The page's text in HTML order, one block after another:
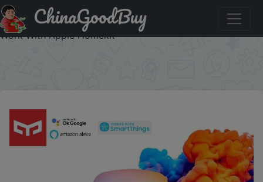
Придбати по акціи E27 1S/1SE Yeelight Smart LED Bulb
Colorful 800 Lumens Lemon Smart Lamp For Mijia App
Work With Apple Homekit
ChinaGoodBuy